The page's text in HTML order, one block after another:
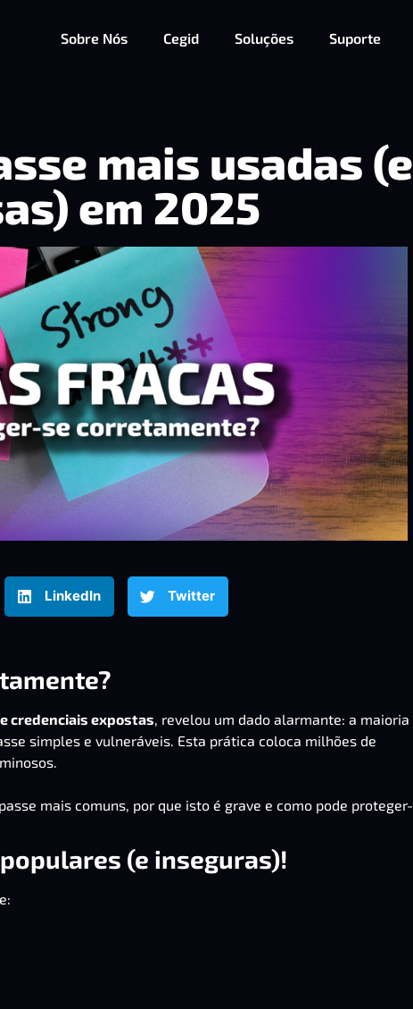
Sobre Nós Cegid Soluções Suporte
mais usadas (e
em 2025
LinkedIn Twitter
credenciais expostas, revelou um dado alarmante: a maioria
simples e vulneráveis. Esta prática coloca milhões de
mais comuns, por que isto é grave e como pode proteger-
(e inseguras)!